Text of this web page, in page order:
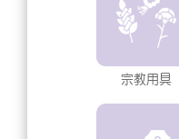
宗教用具